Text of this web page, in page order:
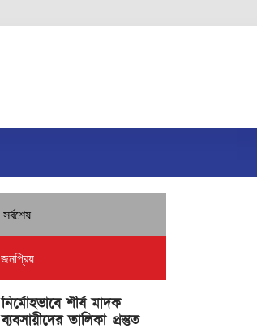
সর্বশেষ
জনপ্রিয়
নির্মোহভাবে শীর্ষ মাদক
ব্যবসায়ীদের তালিকা প্রস্তুত